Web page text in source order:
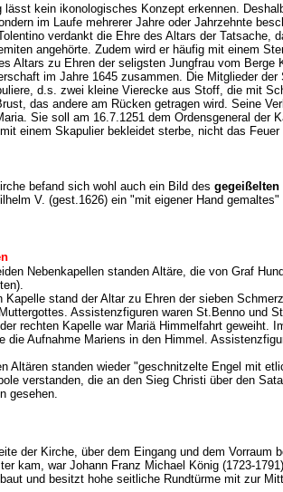
lässt kein ikonologisches Konzept erkennen.
im Laufe mehrerer Jahre oder Jahrzehnte
verdankt die Ehre des Altars der Tatsache,
angehörte. Zudem wird er häufig mit einem
Altars zu Ehren der seligsten Jungfrau vom Berge
im Jahre 1645 zusammen. Die Mitglieder
d.s. zwei kleine Vierecke aus Stoff, die mit
das andere am Rücken getragen wird. Seine
Sie soll am 16.7.1251 dem Ordensgeneral der
einem Skapulier bekleidet sterbe, nicht das
befand sich wohl auch ein Bild des gegeißelten
V. (gest.1626) ein "mit eigener Hand
Nebenkapellen standen Altäre, die von Graf
stand der Altar zu Ehren der sieben
Assistenzfiguren waren St.Benno und
rechten Kapelle war Mariä Himmelfahrt geweiht.
Aufnahme Mariens in den Himmel.
Altären standen wieder "geschnitzelte Engel mit
verstanden, die an den Sieg Christi über den
gesehen.
der Kirche, über dem Eingang und dem Vorraum
kam, war Johann Franz Michael König (1723-
und besitzt hohe seitliche Rundtürme mit zur